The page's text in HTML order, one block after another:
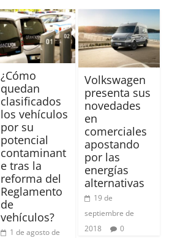
¿Cómo
quedan
clasificados
los vehículos
por su
potencial
contaminant
e tras la
reforma del
Reglamento
de
vehículos?
1 de agosto de
Volkswagen
presenta sus
novedades
en
comerciales
apostando
por las
energías
alternativas
19 de
septiembre de
2018
0